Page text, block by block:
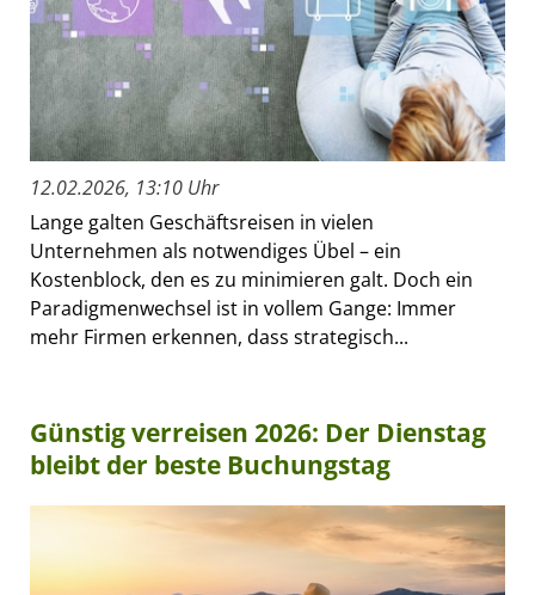
12.02.2026, 13:10 Uhr
Lange galten Geschäftsreisen in vielen
Unternehmen als notwendiges Übel – ein
Kostenblock, den es zu minimieren galt. Doch ein
Paradigmenwechsel ist in vollem Gange: Immer
mehr Firmen erkennen, dass strategisch...
Günstig verreisen 2026: Der Dienstag
bleibt der beste Buchungstag